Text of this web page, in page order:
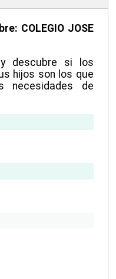
COLEGIO JOSE
y descubre si los
hijos son los que
necesidades de